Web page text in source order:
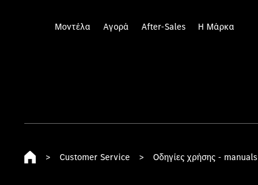
Μοντέλα Αγορά After-Sales Η Μάρκα
> Customer Service > Οδηγίες χρήσης - manuals